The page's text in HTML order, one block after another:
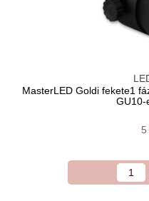
MasterLED Goldi fekete1
GU10-